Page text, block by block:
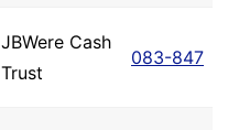
JBWere Cash
Trust
083-847